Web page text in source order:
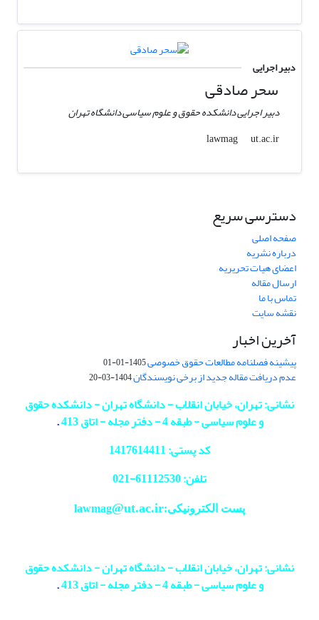
دبیر اجرایی
سحر صادقی
دبیر اجرایی دانشکده حقوق و علوم سیاسی دانشگاه تهران
lawmag
ut.ac.ir
دسترسی سریع
صفحه اصلی
درباره نشریه
اعضای هیات تحریریه
ارسال مقاله
تماس با ما
نقشه سایت
آخرین اخبار
پیشینه فصلنامه مطالعات حقوق خصوصی1405-01-01
عدم دریافت مقاله جدید از برخی نویسندگان1404-03-20
نشانی: تهران، خیابان انقلاب - دانشگاه تهران - دانشکده حقوق
و علوم سیاسی - طبقه 4 - دفتر مجله - اتاق 413
.
کد پستی: 1417614411
تلفن: 61112530-
021
پست الکترونیکی:lawmag@ut.ac.ir
نشانی: تهران، خیابان انقلاب - دانشگاه تهران - دانشکده حقوق
و علوم سیاسی - طبقه 4 - دفتر مجله - اتاق 413
.